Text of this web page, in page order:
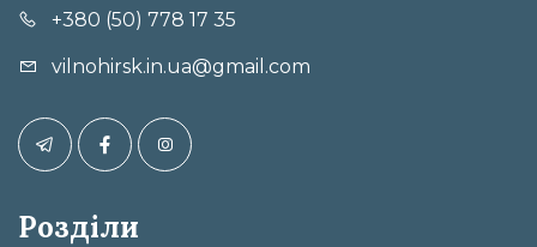
+380 (50) 778 17 35
vilnohirsk.in.ua@gmail.com
Розділи